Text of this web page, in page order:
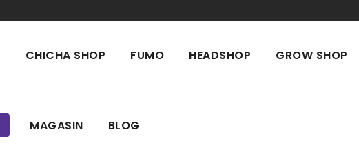
CHICHA SHOP FUMO HEADSHOP GROW SHOP
MAGASIN BLOG